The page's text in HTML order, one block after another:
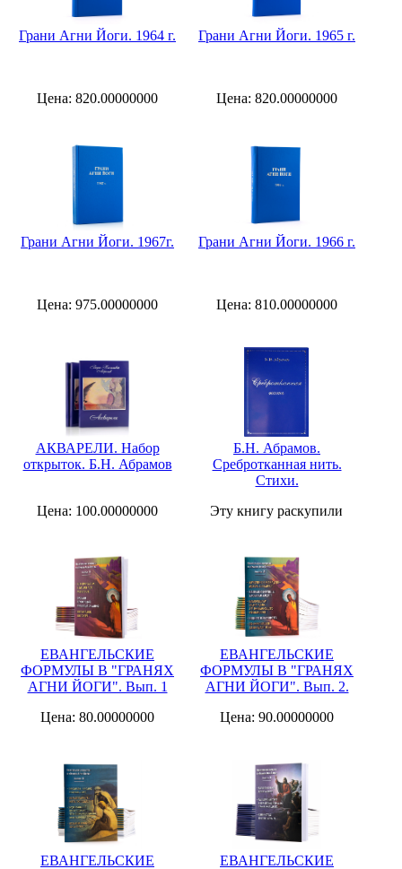
Грани Агни Йоги. 1964 г.
Цена: 820.00000000
Грани Агни Йоги. 1965 г.
Цена: 820.00000000
Грани Агни Йоги. 1967г.
Цена: 975.00000000
Грани Агни Йоги. 1966 г.
Цена: 810.00000000
АКВАРЕЛИ. Набор
открыток. Б.Н. Абрамов
Цена: 100.00000000
Б.Н. Абрамов.
Сребротканная нить.
Стихи.
Эту книгу раскупили
ЕВАНГЕЛЬСКИЕ
ФОРМУЛЫ В "ГРАНЯХ
АГНИ ЙОГИ". Вып. 1
Цена: 80.00000000
ЕВАНГЕЛЬСКИЕ
ФОРМУЛЫ В "ГРАНЯХ
АГНИ ЙОГИ". Вып. 2.
Цена: 90.00000000
ЕВАНГЕЛЬСКИЕ
ЕВАНГЕЛЬСКИЕ